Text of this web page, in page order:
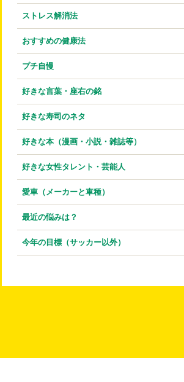
ストレス解消法
おすすめの健康法
プチ自慢
好きな言葉・座右の銘
好きな寿司のネタ
好きな本（漫画・小説・雑誌等）
好きな女性タレント・芸能人
愛車（メーカーと車種）
最近の悩みは？
今年の目標（サッカー以外）